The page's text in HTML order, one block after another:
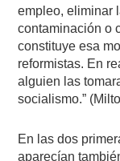
empleo, eliminar
contaminación o
constituye esa
reformistas. En
alguien las
socialismo.”
En las dos
aparecían